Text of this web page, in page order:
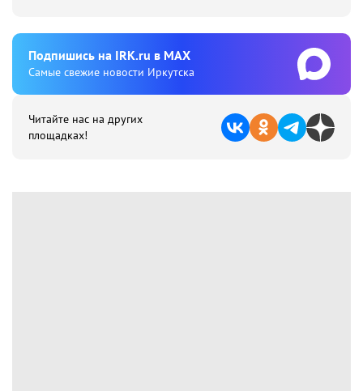
Подпишиcь на IRK.ru в MAX
Cамые свежие новости Иркутска
Читайте нас на других
площадках!